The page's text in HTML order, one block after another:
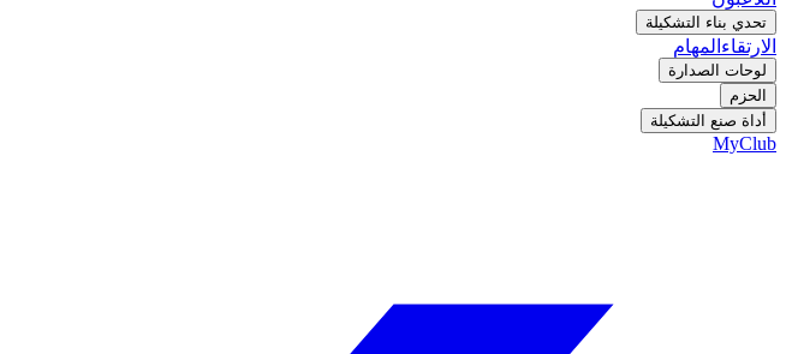
تحدي بناء التشكيلة
الارتقاء المهام
لوحات الصدارة
الحزم
أداة صنع التشكيلة
MyClub